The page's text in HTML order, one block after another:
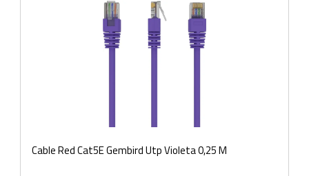
Cable Red Cat5E Gembird Utp Violeta 0,25 M